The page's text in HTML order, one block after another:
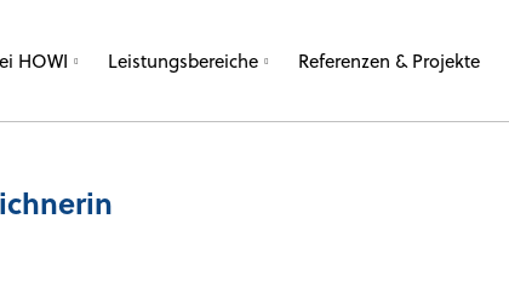
HOWI Leistungsbereiche Referenzen & Projekte